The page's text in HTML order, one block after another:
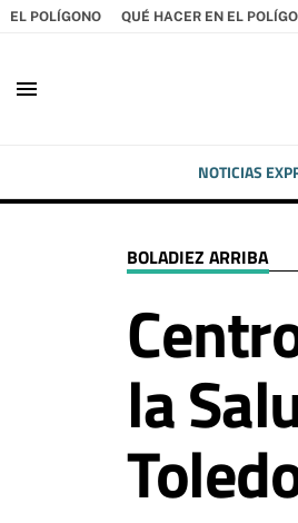
EL POLÍGONO QUÉ HACER EN EL
menu
NOTICIAS
BOLADIEZ ARRIBA
la